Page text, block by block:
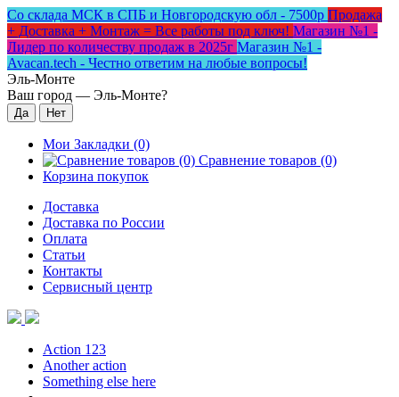
Со склада МСК в СПБ и Новгородскую обл - 7500р Продажа
+ Доставка + Монтаж = Все работы под ключ! Магазин №1 -
Лидер по количеству продаж в 2025г Магазин №1 -
Avacan.tech - Честно ответим на любые вопросы!
Эль-Монте
Ваш город — Эль-Монте?
Мои Закладки (0)
Сравнение товаров (0)
Корзина покупок
Доставка
Доставка по России
Оплата
Статьи
Контакты
Сервисный центр
Action 123
Another action
Something else here